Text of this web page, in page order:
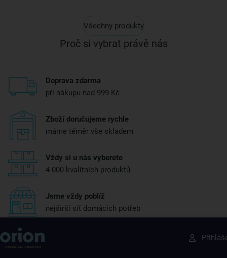
Všechny produkty
Proč si vybrat právě nás
Doprava zdarma
při nákupu nad 999 Kč
Zboží doručujeme rychle
máme téměr vše skladem
Vždy si u nás vyberete
4 000 kvalitních produktů
Jsme vždy poblíž
nejširší síť domácích potřeb
Získejte rady, recepty a tipy na slevy dřív než
ostatní